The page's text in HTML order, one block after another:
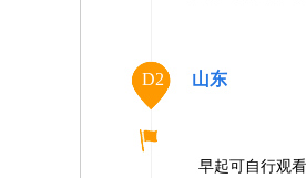
D2 山东
早起可自行观